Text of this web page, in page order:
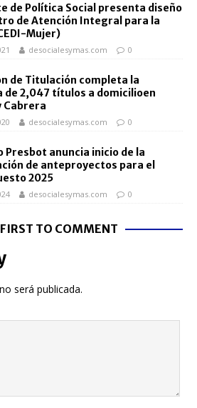
de Política Social presenta diseño
de Atención Integral para la
Mujer)
desocialesymas.com 0
de Titulación completa la
de 2,047 títulos a domicilioen
Cabrera
desocialesymas.com 0
Presbot anuncia inicio de la
de anteproyectos para el
2025
desocialesymas.com 0
TO COMMENT
será publicada.